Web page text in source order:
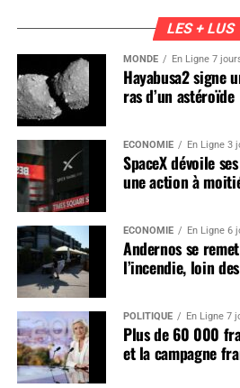
LES + LUS
MONDE En Ligne 7
Hayabusa2 signe
ras d’un astéroïde
ÉCONOMIE En Ligne 3
SpaceX dévoile
une action à
ÉCONOMIE En Ligne 6
Andernos se
l’incendie, loin
POLITIQUE En Ligne 7
Plus de 60 000
et la campagne